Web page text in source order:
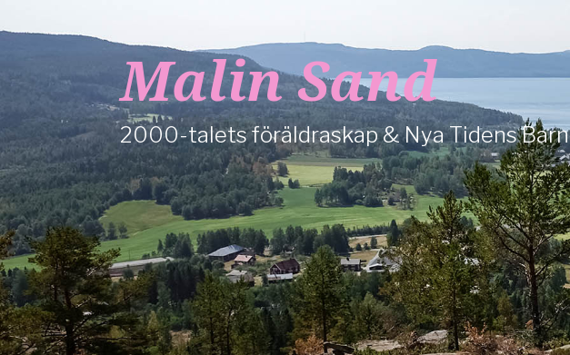
Malin Sand
2000-talets föräldraskap & Nya Tidens Barn